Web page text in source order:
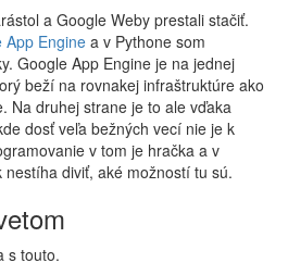
a Google Weby prestali stačiť.
App Enginea v Pythone som
Google App Engine je na jednej
beží na rovnakej infraštruktúre ako
Na druhej strane je to ale vďaka
dosť veľa bežných vecí nie je k
v tom je hračka a v
diviť, aké možností tu sú.
s touto.